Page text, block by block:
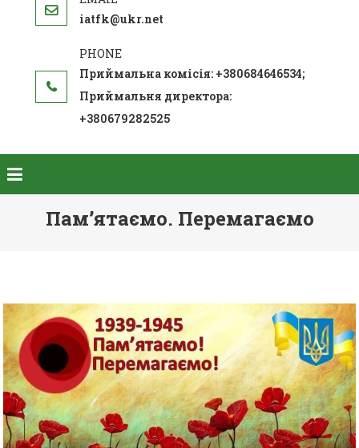
iatfk@ukr.net
Приймальна комісія: +380684646534;
Приймальня директора:
+380679282525
Пам’ятаємо. Перемагаємо